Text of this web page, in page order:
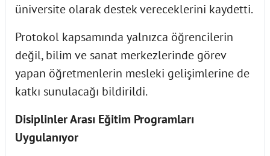
üniversite olarak destek vereceklerini kaydetti.
Protokol kapsamında yalnızca öğrencilerin
değil, bilim ve sanat merkezlerinde görev
yapan öğretmenlerin mesleki gelişimlerine de
katkı sunulacağı bildirildi.
Disiplinler Arası Eğitim Programları
Uygulanıyor